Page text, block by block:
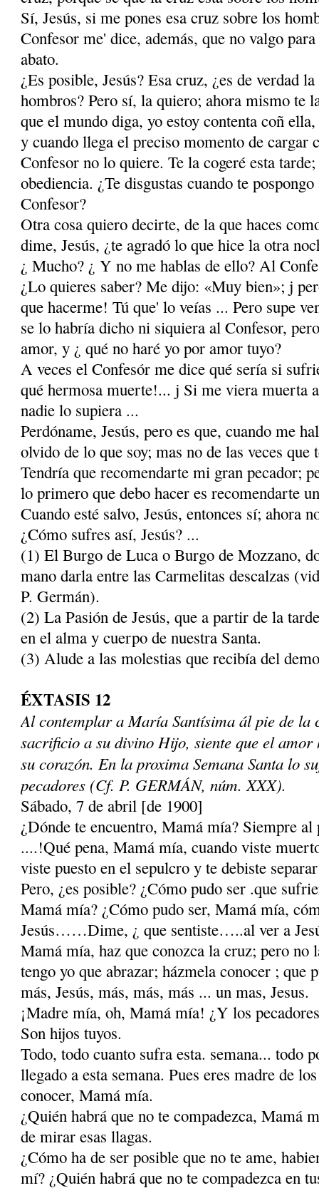
Sí, Jesús, si me pones esa cruz sobre los
Confesor me' dice, además, que no valgo
abato.
¿Es posible, Jesús? Esa cruz, ¿es de verdad
hombros? Pero sí, la quiero; ahora mismo te
que el mundo diga, yo estoy contenta coñ ella,
y cuando llega el preciso momento de cargar
Confesor no lo quiere. Te la cogeré esta
obediencia. ¿Te disgustas cuando te
Confesor?
Otra cosa quiero decirte, de la que haces
dime, Jesús, ¿te agradó lo que hice la otra
¿ Mucho? ¿ Y no me hablas de ello? Al
¿Lo quieres saber? Me dijo: «Muy bien»; j
que hacerme! Tú que' lo veías ... Pero supe
se lo habría dicho ni siquiera al Confesor,
amor, y ¿ qué no haré yo por amor tuyo?
A veces el Confesór me dice qué sería si
qué hermosa muerte!... j Si me viera muerta
nadie lo supiera ...
Perdóname, Jesús, pero es que, cuando me
olvido de lo que soy; mas no de las veces que
Tendría que recomendarte mi gran pecador;
lo primero que debo hacer es recomendarte
Cuando esté salvo, Jesús, entonces sí; ahora
¿Cómo sufres así, Jesús? ...
(1) El Burgo de Luca o Burgo de Mozzano,
mano darla entre las Carmelitas descalzas
P. Germán).
(2) La Pasión de Jesús, que a partir de la
en el alma y cuerpo de nuestra Santa.
(3) Alude a las molestias que recibía del
ÉXTASIS 12
Al contemplar a María Santísima ál pie de la
sacrificio a su divino Hijo, siente que el amor
su corazón. En la proxima Semana Santa lo
pecadores (Cf. P. GERMÁN, núm. XXX).
Sábado, 7 de abril [de 1900]
¿Dónde te encuentro, Mamá mía? Siempre al
....!Qué pena, Mamá mía, cuando viste
viste puesto en el sepulcro y te debiste
Pero, ¿es posible? ¿Cómo pudo ser .que
Mamá mía? ¿Cómo pudo ser, Mamá mía,
Jesús……Dime, ¿ que sentiste…..al ver a
Mamá mía, haz que conozca la cruz; pero no
tengo yo que abrazar; házmela conocer ; que
más, Jesús, más, más, más ... un mas, Jesus.
¡Madre mía, oh, Mamá mía! ¿Y los
Son hijos tuyos.
Todo, todo cuanto sufra esta. semana... todo
llegado a esta semana. Pues eres madre de
conocer, Mamá mía.
¿Quién habrá que no te compadezca, Mamá
de mirar esas llagas.
¿Cómo ha de ser posible que no te ame,
mí? ¿Quién habrá que no te compadezca en